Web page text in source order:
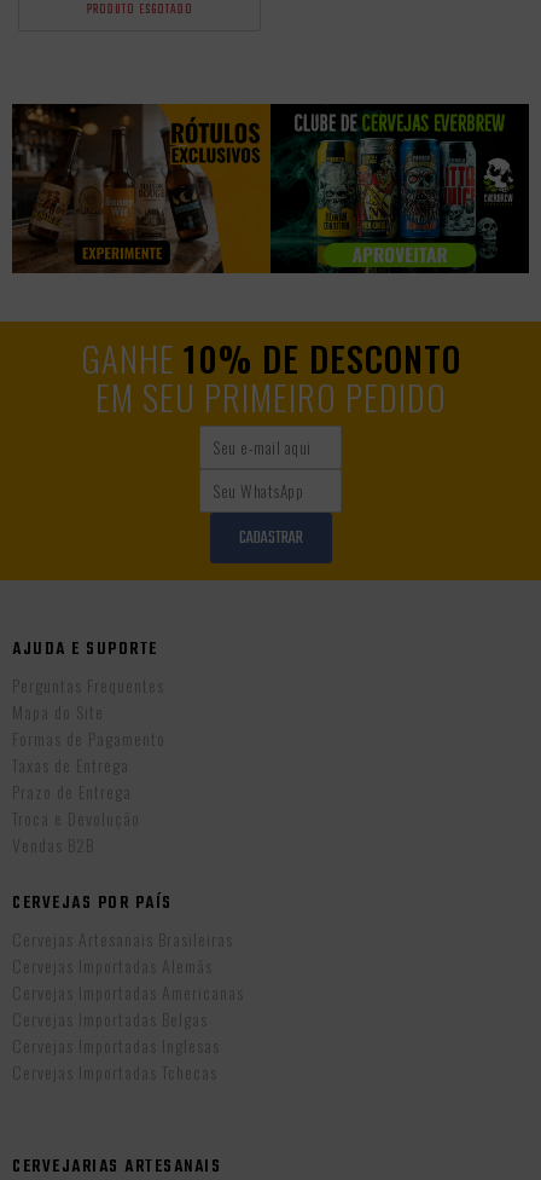
PRODUTO ESGOTADO
GANHE 10% DE DESCONTO
EM SEU PRIMEIRO PEDIDO
CADASTRAR
AJUDA E SUPORTE
Perguntas Frequentes
Mapa do Site
Formas de Pagamento
Taxas de Entrega
Prazo de Entrega
Troca e Devolução
Vendas B2B
CERVEJAS POR PAÍS
Cervejas Artesanais Brasileiras
Cervejas Importadas Alemãs
Cervejas Importadas Americanas
Cervejas Importadas Belgas
Cervejas Importadas Inglesas
Cervejas Importadas Tchecas
CERVEJARIAS ARTESANAIS